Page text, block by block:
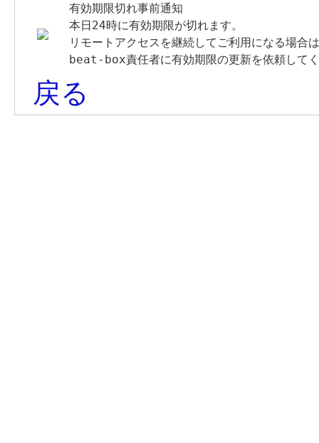
有効期限切れ事前通知
本日24時に有効期限が切れます。
リモートアクセスを継続してご利用になる場合
beat-box責任者に有効期限の更新を依頼して
戻る